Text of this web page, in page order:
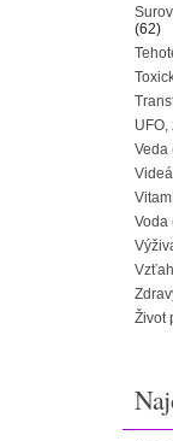
(62)
Veda
Videá
Voda
Život